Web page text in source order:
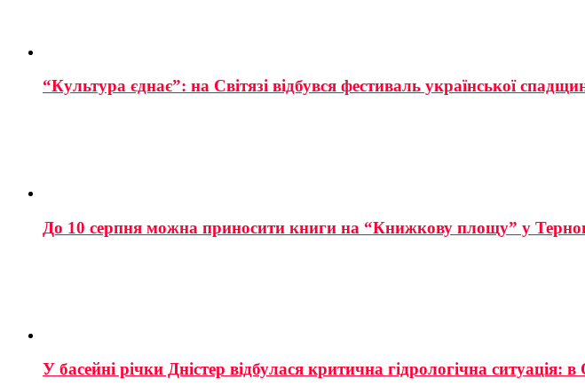
“Культура єднає”: на Світязі відбувся фестиваль української
До 10 серпня можна приносити книги на “Книжкову площу” у
У басейні річки Дністер відбулася критична гідрологічна ситуація: